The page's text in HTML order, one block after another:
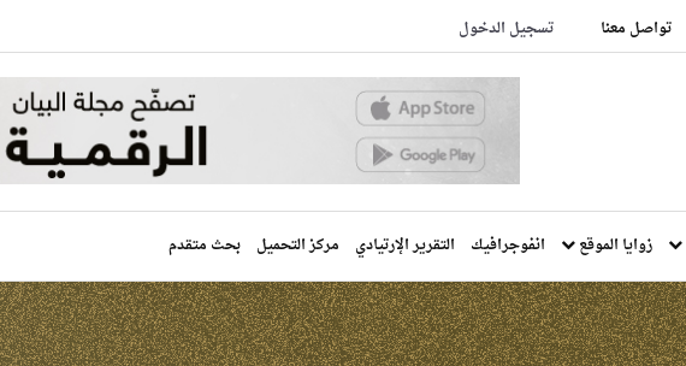
تواصل معنا تسجيل الدخول
زوايا الموقع انفوجرافيك التقرير الإرتيادي مركز التحميل بحث متقدم